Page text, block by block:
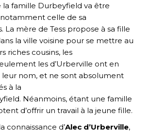
la famille Durbeyfield va être
celle de sa
La mère de Tess propose à sa fille
la ville voisine pour se mettre au
riches cousins, les
les d’Urberville ont en
nom, et ne sont absolument
à la
Néanmoins, étant une famille
d’offrir un travail à la jeune fille.
connaissance d’Alec d’Urberville,